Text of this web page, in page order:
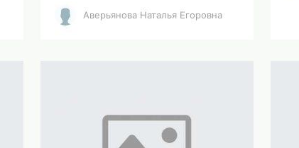
Аверьянова Наталья Егоровна